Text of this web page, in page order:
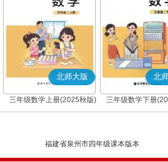
北师大版
三年级数学上册(2025秋版)
北
三年级数学下册
福建省泉州市四年级课本版本